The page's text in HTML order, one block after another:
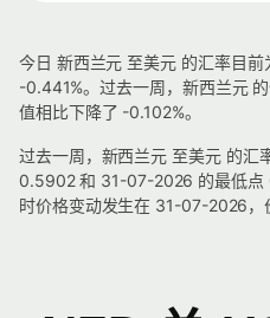
今日 新西兰元 至美元 的汇率目
-0.441%。过去一周，新西兰元
值相比下降了 -0.102%。
过去一周，新西兰元 至美元 的
0.5902 和 31-07-2026 的最低点
时价格变动发生在 31-07-2026，